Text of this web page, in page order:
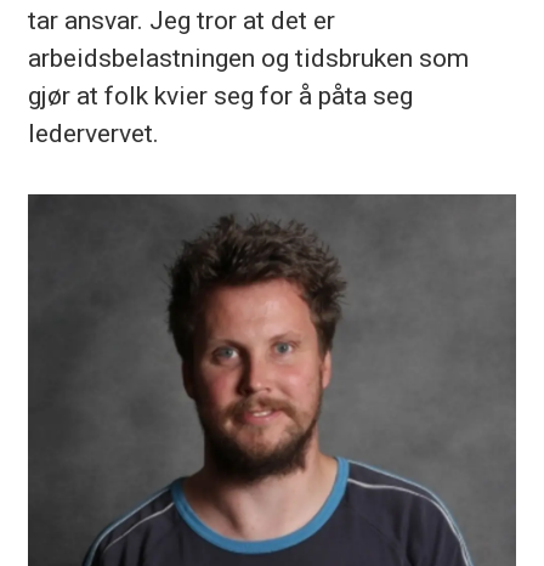
tar ansvar. Jeg tror at det er
arbeidsbelastningen og tidsbruken som
gjør at folk kvier seg for å påta seg
ledervervet.